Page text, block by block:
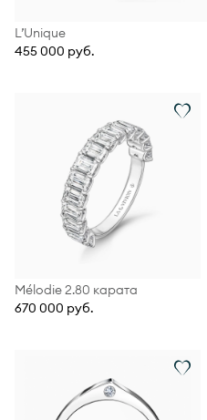
L’Unique
455 000 руб.
Mélodie 2.80 карата
670 000 руб.